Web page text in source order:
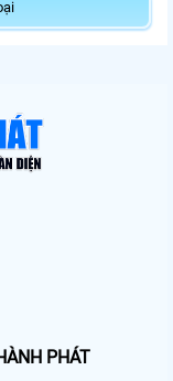
PHÁT